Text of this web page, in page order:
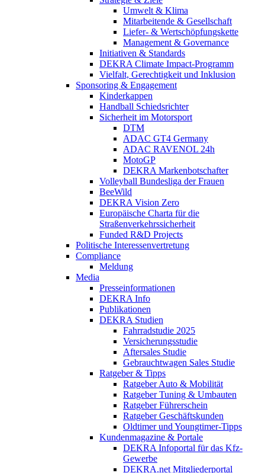
Umwelt & Klima
Mitarbeitende & Gesellschaft
Liefer- & Wertschöpfungskette
Management & Governance
Initiativen & Standards
DEKRA Climate Impact-Programm
Vielfalt, Gerechtigkeit und Inklusion​
Sponsoring & Engagement
Kinderkappen
Handball Schiedsrichter
Sicherheit im Motorsport
DTM
ADAC GT4 Germany
ADAC RAVENOL 24h
MotoGP
DEKRA Markenbotschafter
Volleyball Bundesliga der Frauen
BeeWild
DEKRA Vision Zero
Europäische Charta für die
Straßenverkehrssicherheit
Funded R&D Projects
Politische Interessenvertretung
Compliance
Meldung
Media
Presseinformationen
DEKRA Info
Publikationen
DEKRA Studien
Fahrradstudie 2025
Versicherungsstudie
Aftersales Studie
Gebrauchtwagen Sales Studie
Ratgeber & Tipps
Ratgeber Auto & Mobilität
Ratgeber Tuning & Umbauten
Ratgeber Führerschein
Ratgeber Geschäftskunden
Oldtimer und Youngtimer-Tipps
Kundenmagazine & Portale
DEKRA Infoportal für das Kfz-
Gewerbe
DEKRA.net Mitgliederportal